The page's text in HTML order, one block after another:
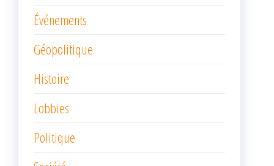
Événements
Géopolitique
Histoire
Lobbies
Politique